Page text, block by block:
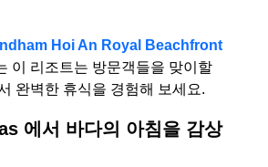
Hoi An Royal Beachfront
이 리조트는 방문객들을 맞이할
완벽한 휴식을 경험해 보세요.
에서 바다의 아침을 감상